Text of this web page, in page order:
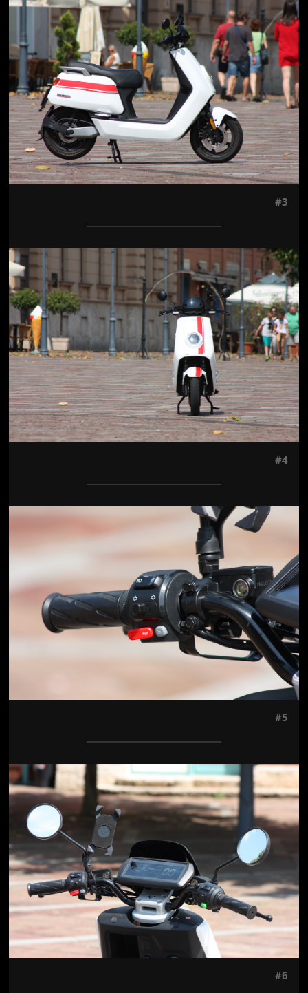
Jön még kép!
#3
Jön még kép!
#4
Jön még kép!
#5
Jön még kép!
#6